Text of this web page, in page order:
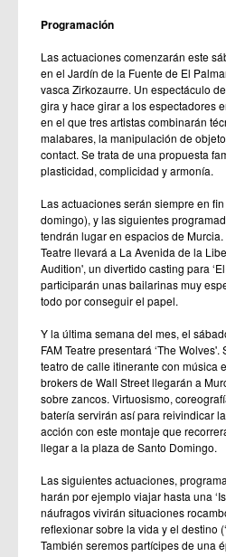
Programación
Las actuaciones comenzarán este
en el Jardín de la Fuente de El
vasca Zirkozaurre. Un espectáculo
gira y hace girar a los espectadores
en el que tres artistas combinarán
malabares, la manipulación de
contact. Se trata de una propuesta
plasticidad, complicidad y armonía.
Las actuaciones serán siempre en
domingo), y las siguientes
tendrán lugar en espacios de
Teatre llevará a La Avenida de la
Audition', un divertido casting para
participarán unas bailarinas muy
todo por conseguir el papel.
Y la última semana del mes, el
FAM Teatre presentará ‘The
teatro de calle itinerante con música
brokers de Wall Street llegarán a
sobre zancos. Virtuosismo,
batería servirán así para reivindicar
acción con este montaje que
llegar a la plaza de Santo Domingo.
Las siguientes actuaciones,
harán por ejemplo viajar hasta una
náufragos vivirán situaciones
reflexionar sobre la vida y el destino
También seremos partícipes de una